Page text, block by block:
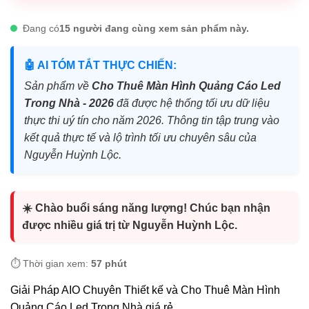
Đang có15 người đang cùng xem sản phẩm này.
🤖 AI TÓM TẮT THỰC CHIẾN:
Sản phẩm về Cho Thuê Màn Hình Quảng Cáo Led
Trong Nhà - 2026 đã được hệ thống tối ưu dữ liệu
thực thi uý tín cho năm 2026. Thông tin tập trung vào
kết quả thực tế và lộ trình tối ưu chuyên sâu của
Nguyễn Huỳnh Lộc.
☀️ Chào buổi sáng năng lượng! Chúc bạn nhận
được nhiều giá trị từ Nguyễn Huỳnh Lộc.
⏱️ Thời gian xem: 57 phút
Giải Pháp AIO Chuyên Thiết kế và Cho Thuê Màn Hình